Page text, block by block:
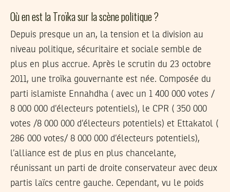
Où en est la Troïka sur la scène politique ?
Depuis presque un an, la tension et la division au
niveau politique, sécuritaire et sociale semble de
plus en plus accrue. Après le scrutin du 23 octobre
2011, une troïka gouvernante est née. Composée du
parti islamiste Ennahdha ( avec un 1 400 000 votes /
8 000 000 d’électeurs potentiels), le CPR ( 350 000
votes /8 000 000 d’électeurs potentiels) et Ettakatol (
286 000 votes/ 8 000 000 d’électeurs potentiels),
l’alliance est de plus en plus chancelante,
réunissant un parti de droite conservateur avec deux
partis laïcs centre gauche. Cependant, vu le poids